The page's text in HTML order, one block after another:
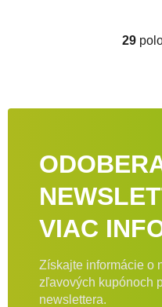
29
VIAC
Získajte informácie o
zľavových kupónoch
newslettera.